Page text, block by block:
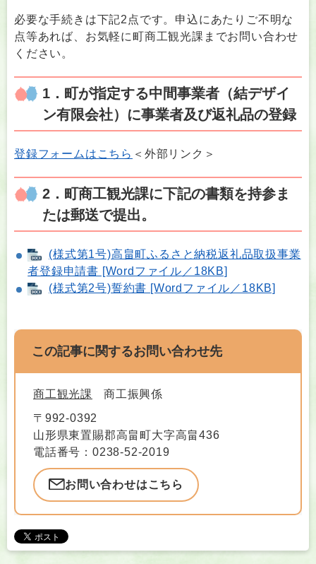
必要な手続きは下記2点です。申込にあたりご不明な
点等あれば、お気軽に町商工観光課までお問い合わせ
ください。
1．町が指定する中間事業者（結デザイ
ン有限会社）に事業者及び返礼品の登録
登録フォームはこちら ＜外部リンク＞
2．町商工観光課に下記の書類を持参ま
たは郵送で提出。
(様式第1号)高畠町ふるさと納税返礼品取扱事業
者登録申請書 [Wordファイル／18KB]
(様式第2号)誓約書 [Wordファイル／18KB]
この記事に関するお問い合わせ先
商工観光課
商工振興係
〒992-0392
山形県東置賜郡高畠町大字高畠436
電話番号：0238-52-2019
お問い合わせはこちら